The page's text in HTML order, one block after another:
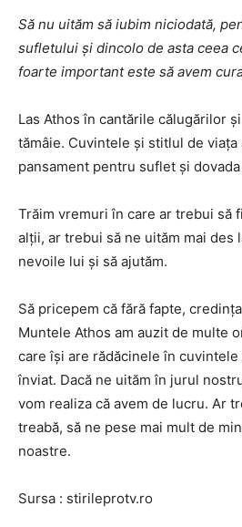
Să nu uităm să iubim niciodată,
sufletului și dincolo de asta ceea
foarte important este să avem
Las Athos în cantările călugărilor
tămâie. Cuvintele şi stitlul de
pansament pentru suflet şi
Trăim vremuri în care ar trebui să
alţii, ar trebui să ne uităm mai des
nevoile lui şi să ajutăm.
Să pricepem că fără fapte,
Muntele Athos am auzit de multe
care îşi are rădăcinele în
înviat. Dacă ne uităm în jurul
vom realiza că avem de lucru. Ar
treabă, să ne pese mai mult de
noastre.
Sursa : stirileprotv.ro